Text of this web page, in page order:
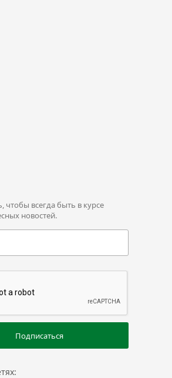
чтобы всегда быть в курсе
новостей.
Подписаться